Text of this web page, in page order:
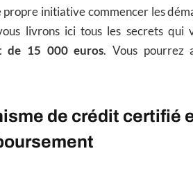
initiative commencer les
livrons ici tous les secrets qui
de 15 000 euros. Vous pourrez
de crédit certifié